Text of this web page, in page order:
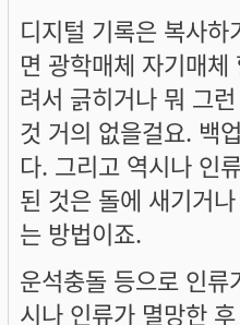
디지털 기록은 복사
면 광학매체 자기매
려서 긁히거나 뭐 그
것 거의 없을걸요. 백
다. 그리고 역시나 인
된 것은 돌에 새기거
는 방법이죠.
운석충돌 등으로 인
시나 인류가 멸망한